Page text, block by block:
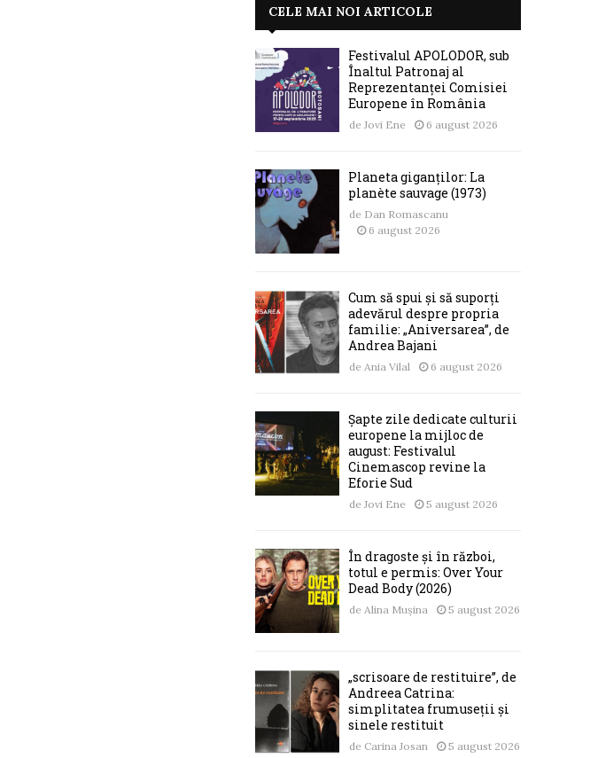
CELE MAI NOI ARTICOLE
Festivalul APOLODOR, sub
Înaltul Patronaj al
Reprezentanței Comisiei
Europene în România
de Jovi Ene 6 august 2026
Planeta giganților: La
planète sauvage (1973)
de Dan Romascanu
6 august 2026
Cum să spui și să suporți
adevărul despre propria
familie: „Aniversarea”, de
Andrea Bajani
de Ania Vilal 6 august 2026
Șapte zile dedicate culturii
europene la mijloc de
august: Festivalul
Cinemascop revine la
Eforie Sud
de Jovi Ene 5 august 2026
În dragoste și în război,
totul e permis: Over Your
Dead Body (2026)
de Alina Mușina 5 august 2026
„scrisoare de restituire”, de
Andreea Catrina:
simplitatea frumuseții și
sinele restituit
de Carina Josan 5 august 2026